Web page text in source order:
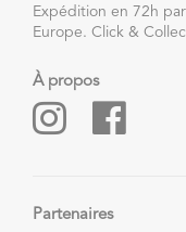
Expédition en 72h
Europe. Click &
À propos
Partenaires